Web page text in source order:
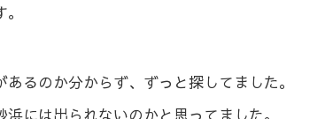
るのか分からず、ずっと探してました。
には出られないのかと思ってました。